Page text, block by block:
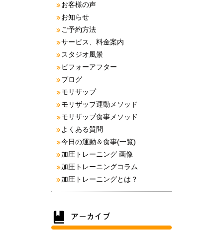
お客様の声
お知らせ
ご予約方法
サービス、料金案内
スタジオ風景
ビフォーアフター
ブログ
モリザップ
モリザップ運動メソッド
モリザップ食事メソッド
よくある質問
今日の運動＆食事(一覧)
加圧トレーニング 画像
加圧トレーニングコラム
加圧トレーニングとは？